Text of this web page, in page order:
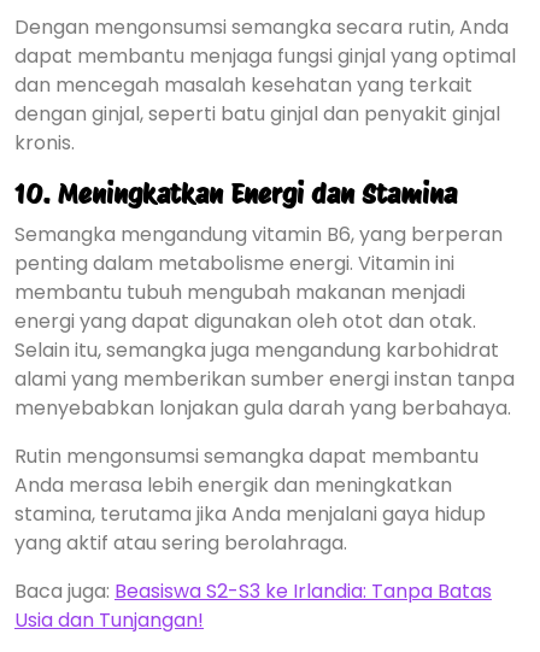
Dengan mengonsumsi semangka secara rutin, Anda
dapat membantu menjaga fungsi ginjal yang optimal
dan mencegah masalah kesehatan yang terkait
dengan ginjal, seperti batu ginjal dan penyakit ginjal
kronis.
10. Meningkatkan Energi dan Stamina
Semangka mengandung vitamin B6, yang berperan
penting dalam metabolisme energi. Vitamin ini
membantu tubuh mengubah makanan menjadi
energi yang dapat digunakan oleh otot dan otak.
Selain itu, semangka juga mengandung karbohidrat
alami yang memberikan sumber energi instan tanpa
menyebabkan lonjakan gula darah yang berbahaya.
Rutin mengonsumsi semangka dapat membantu
Anda merasa lebih energik dan meningkatkan
stamina, terutama jika Anda menjalani gaya hidup
yang aktif atau sering berolahraga.
Baca juga: Beasiswa S2-S3 ke Irlandia: Tanpa Batas
Usia dan Tunjangan!